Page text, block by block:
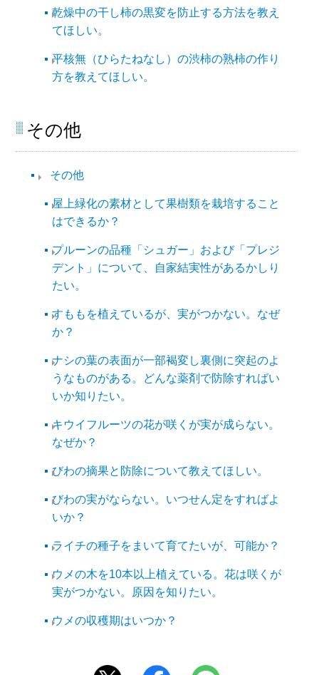
乾燥中の干し柿の黒変を防止する方法を教え
てほしい。
平核無（ひらたねなし）の渋柿の熟柿の作り
方を教えてほしい。
その他
その他​
屋上緑化の素材として果樹類を栽培すること
はできるか？
プルーンの品種「シュガー」および「プレジ
デント」について、自家結実性があるかしり
たい。
すももを植えているが、実がつかない。なぜ
か？
ナシの葉の表面が一部褐変し裏側に突起のよ
うなものがある。どんな薬剤で防除すればい
いか知りたい。
キウイフルーツの花が咲くが実が成らない。
なぜか？
びわの摘果と防除について教えてほしい。
びわの実がならない。いつせん定をすればよ
いか？
ライチの種子をまいて育てたいが、可能か？
ウメの木を10本以上植えている。花は咲くが
実がつかない。原因を知りたい。
ウメの収穫期はいつか？